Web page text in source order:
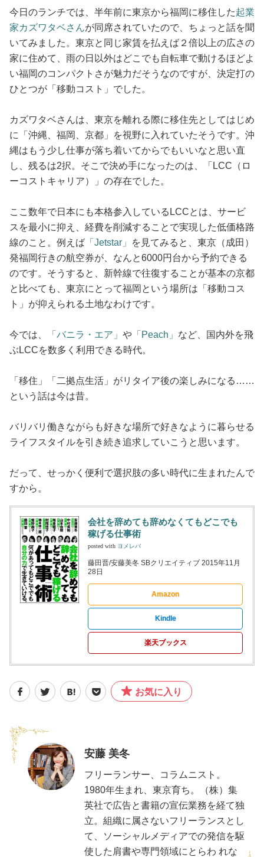
今日のランチでは、半年前に東京から福岡に移住した起業
家カズワタベさんが同席されていたので、ちょっと話を聞
いてみました。東京と同じ家賃を払えば２倍以上の広さの
家に住めて、雨の日以外はどこでも自転車で動けるほどよ
い福岡のコンパクトさが魅力だそうなのですが、決定打の
ひとつが「移動コスト」でした。
カズワタベさんは、東京を離れる際に移住先としてはじめ
に「沖縄、福岡、京都」を視野に入れていたそうです。沖
縄はもう少し仕事が落ち着いてからでもいいなと思い直
し、残るは2択。そこで決め手になったのは、「LCC（ロ
ーコストキャリア）」の存在でした。
ここ数年で日本にも本格参入しているLCCとは、サービ
スを最小に抑え、経費を削減することで実現した低価格路
線のこと。例えば 「Jetstar」
を見てみると、東京（成田）
発福岡行きの航空券が、なんと6000円台から予約できる
のです。そうすると、新幹線で往復することが基本の京都
と比べても、東京にとって福岡という場所は「移動コス
ト」が抑えられる土地なわけです。
今では、 「バニラ・エア」 や 「Peach」 など、国内外を飛
ぶLCCを数多く利用できる時代。
「移住」「二拠点生活」がリタイア後の楽しみになる……
という話は今は昔。
バリバリ働きながらも好きな場所で好きなように暮らせる
ライフスタイルを引き続き追求していこうと思います。
だって、せっかく便利で選択肢の多い時代に生まれたんで
すから。
会社を辞めても辞めなくてもどこでも
稼げる仕事術
posted with ヨメレバ
藤田晋/安藤美冬 SBクリエイティブ 2015年11月
28日
Amazon
Kindle
楽天ブックス
お気に入り
安藤 美冬
フリーランサー、コラムニスト。
1980年生まれ、東京育ち。（株）集
英社で広告と書籍の宣伝業務を経て独
立。組織に属さないフリーランスとし
て、ソーシャルメディアでの発信を駆
使した肩書や専門領域にとらわ れな